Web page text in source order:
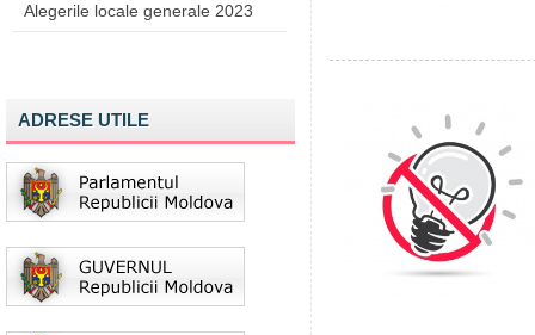
Alegerile locale generale 2023
ADRESE UTILE